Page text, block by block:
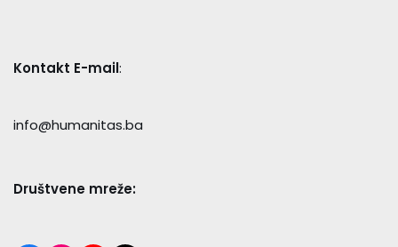
Kontakt E-mail:
info@humanitas.ba
Društvene mreže: